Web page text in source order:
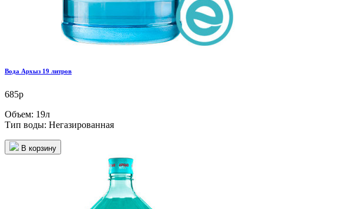
Вода Архыз 19 литров
685р
Объем: 19л
Тип воды: Негазированная
В корзину